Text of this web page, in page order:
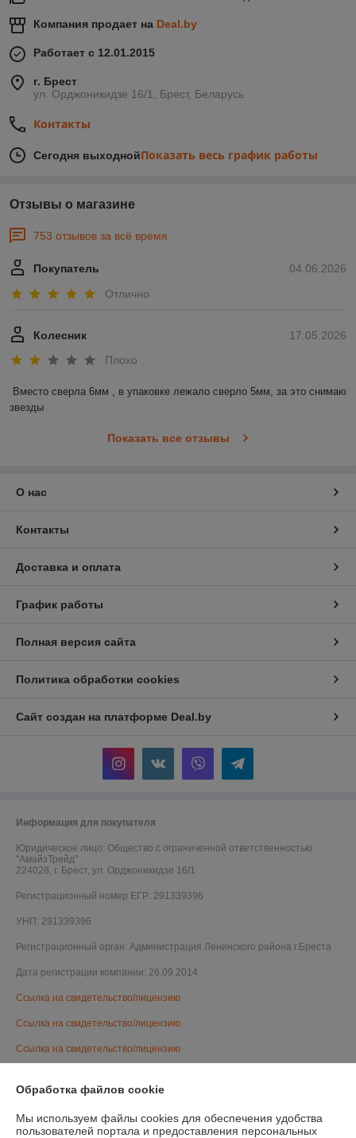
Компания продает на Deal.by
Работает с 12.01.2015
г. Брест
ул. Орджоникидзе 16/1, Брест, Беларусь
Контакты
Сегодня выходнойПоказать весь график работы
Отзывы о магазине
753 отзывов за всё время
04.06.2026
Покупатель
Отлично
17.05.2026
Колесник
Плохо
Вместо сверла 6мм , в упаковке лежало сверло 5мм, за это снимаю
звезды
Показать все отзывы
О нас
Контакты
Доставка и оплата
График работы
Полная версия сайта
Политика обработки cookies
Сайт создан на платформе Deal.by
Информация для покупателя
Юридическое лицо: Общество с ограниченной ответственностью
"АмайзТрейд"
224028, г. Брест, ул. Орджоникидзе 16/1
Регистрационный номер ЕГР: 291339396
УНП: 291339396
Регистрационный орган: Администрация Ленинского района г.Бреста
Дата регистрации компании: 26.09.2014
Ссылка на свидетельство/лицензию
Ссылка на свидетельство/лицензию
Ссылка на свидетельство/лицензию
Ссылка на свидетельство/лицензию
Обработка файлов cookie
Мы используем файлы cookies для обеспечения удобства
пользователей портала и предоставления персональных